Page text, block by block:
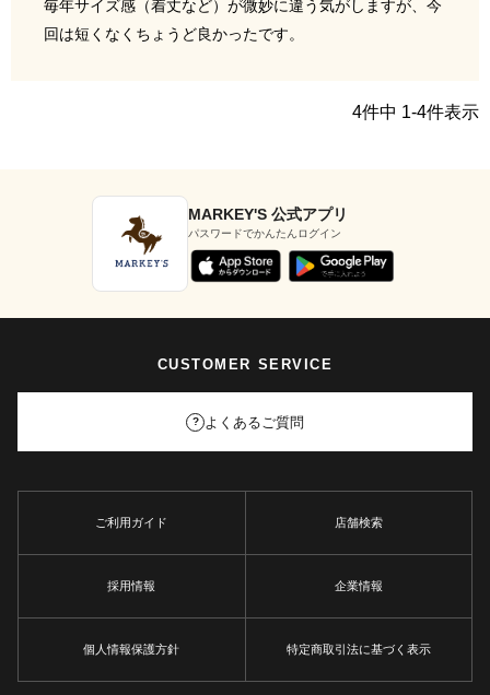
毎年サイズ感（着丈など）が微妙に違う気がしますが、今
回は短くなくちょうど良かったです。
4件中 1-4件表示
MARKEY'S 公式アプリ
パスワードでかんたんログイン
CUSTOMER SERVICE
? よくあるご質問
ご利用ガイド 店舗検索
採用情報 企業情報
個人情報保護方針 特定商取引法に基づく表示